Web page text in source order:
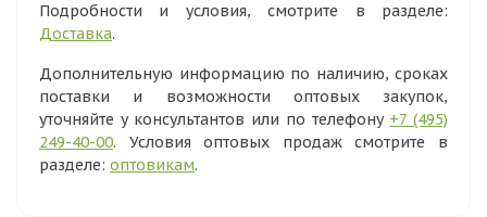
Подробности и условия, смотрите в разделе:
Доставка.
Дополнительную информацию по наличию, сроках
поставки и возможности оптовых закупок,
уточняйте у консультантов или по телефону +7 (495)
249-40-00. Условия оптовых продаж смотрите в
разделе: оптовикам.